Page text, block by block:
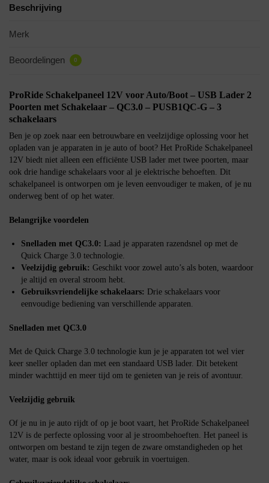
Beschrijving
Merk
Beoordelingen 0
ProRide Schakelpaneel 12V voor Auto/Boot – USB Lader 2
Poorten met Schakelaar – QC3.0 – PUSB1QC-G – 3
schakelaars
Ben je op zoek naar een betrouwbare en veelzijdige oplossing voor het
opladen van je apparaten in je auto of boot? Het ProRide Schakelpaneel
12V biedt niet alleen een efficiënte USB lader met twee poorten, maar
ook drie handige schakelaars voor al je elektrische behoeften. Dit
schakelpaneel is ontworpen om je leven eenvoudiger te maken, of je nu
onderweg bent of op het water.
Belangrijke voordelen
Snelladen met QC3.0: Laad je apparaten razendsnel op met de
Quick Charge 3.0 technologie.
Veelzijdig gebruik: Geschikt voor zowel auto’s als boten, waardoor
je altijd en overal stroom hebt.
Gebruiksvriendelijke schakelaars: Drie schakelaars voor
eenvoudige bediening van verschillende apparaten.
Snelladen met QC3.0
Met de Quick Charge 3.0 technologie kun je je apparaten tot wel vier
keer sneller opladen dan met een standaard USB lader. Dit betekent
minder wachttijd en meer tijd om te genieten van je reis of avontuur.
Veelzijdig gebruik
Of je nu in je auto rijdt of op je boot vaart, het ProRide Schakelpaneel
12V is de perfecte oplossing voor al je stroombehoeften. Het paneel is
ontworpen om bestand te zijn tegen de zware omstandigheden op het
water, maar is ook ideaal voor gebruik in voertuigen.